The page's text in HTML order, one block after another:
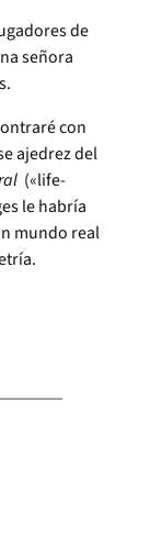
de
señora
con
ajedrez del
(«life-
le habría
mundo real